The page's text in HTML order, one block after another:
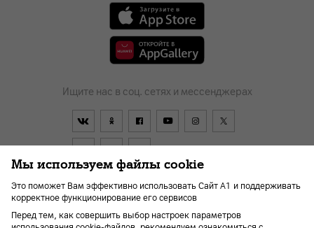
Ищите нас в соц. сетях и мессенджерах
Договор О компании Оплата
Мы используем файлы cookie
Это поможет Вам эффективно использовать Сайт А1 и поддерживать
корректное функционирование его сервисов
Перед тем, как совершить выбор настроек параметров